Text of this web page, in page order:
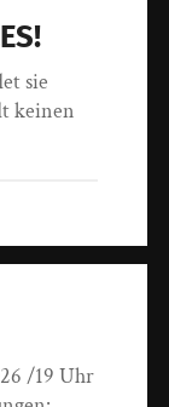
sie
keinen
/19 Uhr